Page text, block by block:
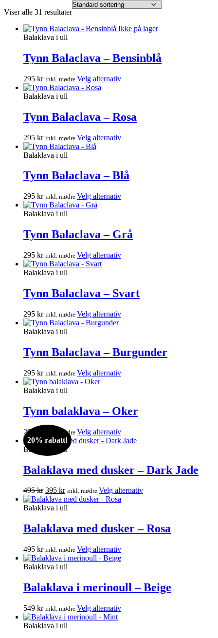
Viser alle 31 resultater
Ikke på lager
Balaklava i ull
Tynn Balaclava – Bensinblå
295 kr inkl. mødre Velg alternativDette
Alternativene
velges
Balaklava i ull
Tynn Balaclava – Rosa
295 kr inkl. mødre Velg alternativDette
varianter.
Alternativene
velges
Balaklava i ull
Tynn Balaclava – Blå
295 kr inkl. mødre Velg alternativDette
varianter.
Alternativene
velges
Balaklava i ull
Tynn Balaclava – Grå
295 kr inkl. mødre Velg alternativDette
varianter.
Alternativene
velges
Balaklava i ull
Tynn Balaclava – Svart
295 kr inkl. mødre Velg alternativDette
varianter.
Alternativene
velges
Balaklava i ull
Tynn Balaclava – Burgunder
295 kr inkl. mødre Velg alternativDette
varianter.
Alternativene
velges
på
Balaklava i ull
Tynn balaklava – Oker
295 inkl. mødre Velg alternativDette
produktet
varianter.
Alternativene
velges
på
20% rabatt!
Balaklava i ull
Balaklava med dusker – Dark Jade
495kr Opprinnelig
pris
var:
395 krNåværende
pris
er:
inkl. mødre Velg alternativDette
varianter.
Alternativene
Balaklava i ull
Balaklava med dusker – Rosa
495 kr inkl. mødre Velg alternativDette
produktet
varianter.
Alternativene
velges
Balaklava i ull
Balaklava i merinoull – Beige
549 kr inkl. mødre Velg alternativDette
Balaklava i ull